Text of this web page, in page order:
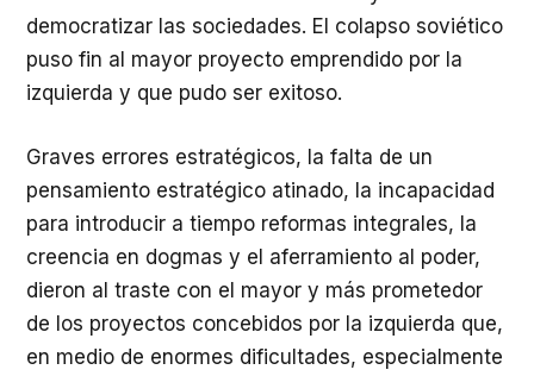
democratizar las sociedades. El colapso soviético
puso fin al mayor proyecto emprendido por la
izquierda y que pudo ser exitoso.
Graves errores estratégicos, la falta de un
pensamiento estratégico atinado, la incapacidad
para introducir a tiempo reformas integrales, la
creencia en dogmas y el aferramiento al poder,
dieron al traste con el mayor y más prometedor
de los proyectos concebidos por la izquierda que,
en medio de enormes dificultades, especialmente